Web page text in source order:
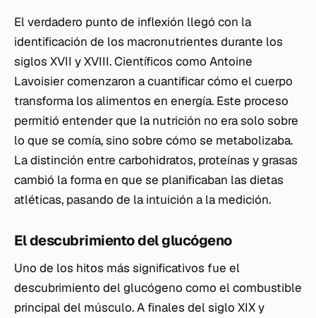
El verdadero punto de inflexión llegó con la
identificación de los macronutrientes durante los
siglos XVII y XVIII. Científicos como Antoine
Lavoisier comenzaron a cuantificar cómo el cuerpo
transforma los alimentos en energía. Este proceso
permitió entender que la nutrición no era solo sobre
lo que se comía, sino sobre cómo se metabolizaba.
La distinción entre carbohidratos, proteínas y grasas
cambió la forma en que se planificaban las dietas
atléticas, pasando de la intuición a la medición.
El descubrimiento del glucógeno
Uno de los hitos más significativos fue el
descubrimiento del glucógeno como el combustible
principal del músculo. A finales del siglo XIX y